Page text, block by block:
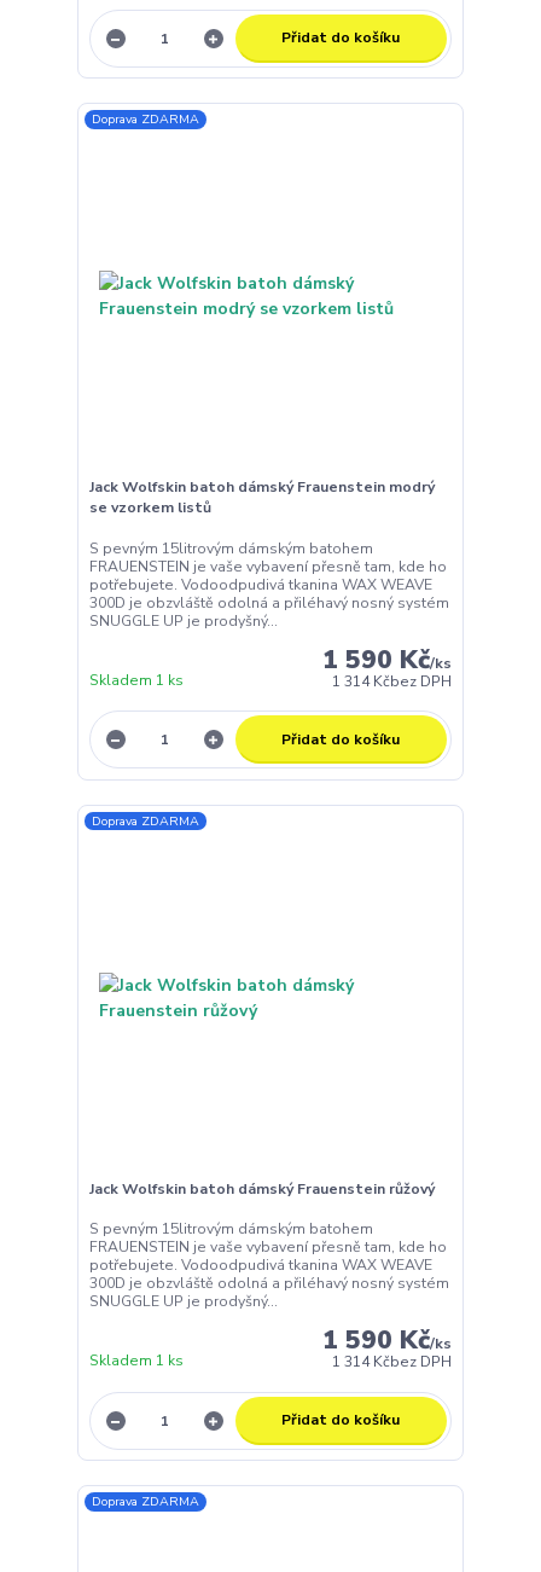
Přidat do košíku
Doprava ZDARMA
Jack Wolfskin batoh dámský Frauenstein modrý
se vzorkem listů
S pevným 15litrovým dámským batohem
FRAUENSTEIN je vaše vybavení přesně tam, kde ho
potřebujete. Vodoodpudivá tkanina WAX WEAVE
300D je obzvláště odolná a přiléhavý nosný systém
SNUGGLE UP je prodyšný...
1 590 Kč/ks
1 314 Kčbez DPH
Skladem 1 ks
Přidat do košíku
Doprava ZDARMA
Jack Wolfskin batoh dámský Frauenstein růžový
S pevným 15litrovým dámským batohem
FRAUENSTEIN je vaše vybavení přesně tam, kde ho
potřebujete. Vodoodpudivá tkanina WAX WEAVE
300D je obzvláště odolná a přiléhavý nosný systém
SNUGGLE UP je prodyšný...
1 590 Kč/ks
1 314 Kčbez DPH
Skladem 1 ks
Přidat do košíku
Doprava ZDARMA